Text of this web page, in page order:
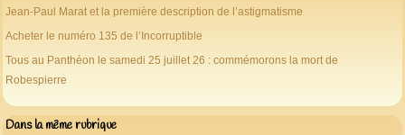
Jean-Paul Marat et la première description de l’astigmatisme
Acheter le numéro 135 de l’Incorruptible
Tous au Panthéon le samedi 25 juillet 26 : commémorons la mort de
Robespierre
Dans la même rubrique